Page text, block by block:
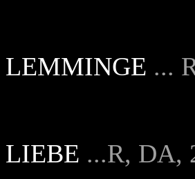
LEMMINGE ...
LIEBE ...R, DA,